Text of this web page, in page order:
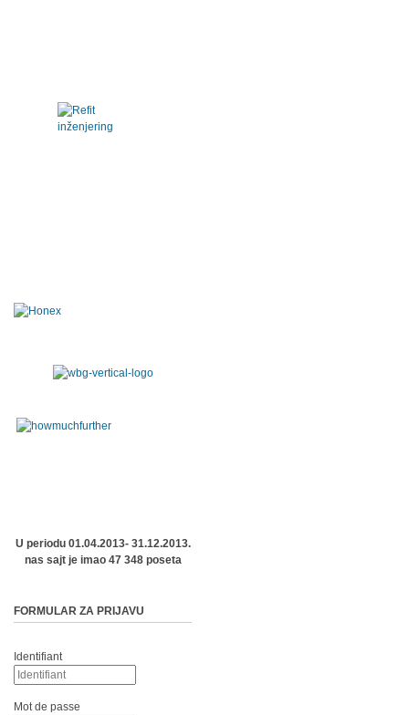
U periodu 01.04.2013- 31.12.2013.
nas sajt je imao 47 348 poseta
FORMULAR ZA PRIJAVU
Identifiant
Mot de passe